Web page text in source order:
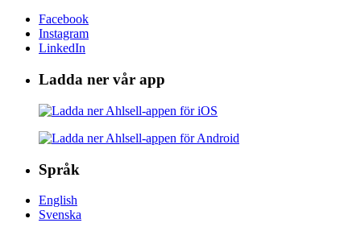
Facebook
Instagram
LinkedIn
Ladda ner vår app
Språk
English
Svenska